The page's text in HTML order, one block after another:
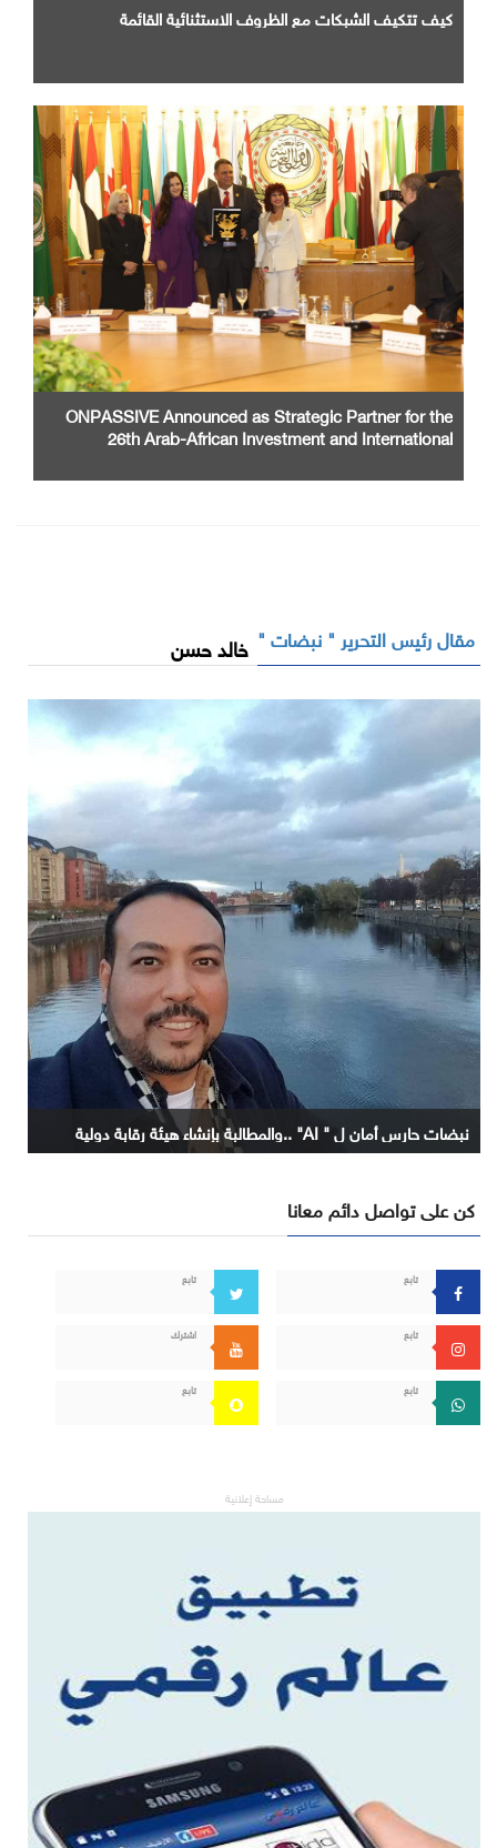
كيف تتكيف الشبكات مع الظروف الاستثنائية القائمة
ONPASSIVE Announced as Strategic Partner for the
26th Arab-African Investment and International
مقال رئيس التحرير " نبضات " خالد حسن
نبضات حارس أمان ل " AI" ..والمطالبة بإنشاء هيئة رقابة دولية
كن على تواصل دائم معانا
تابع تابع
تابع اشترك
تابع تابع
مساحة إعلانية